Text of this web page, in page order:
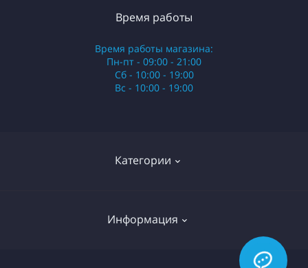
Категории
Информация
Время работы
Время работы магазина:
Пн-пт - 09:00 - 21:00
Сб - 10:00 - 19:00
Вс - 10:00 - 19:00